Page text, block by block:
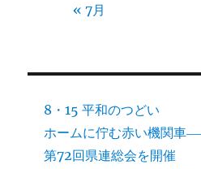
« 7月
8・15 平和のつどい
ホームに佇む赤い機関車
第72回県連総会を開催